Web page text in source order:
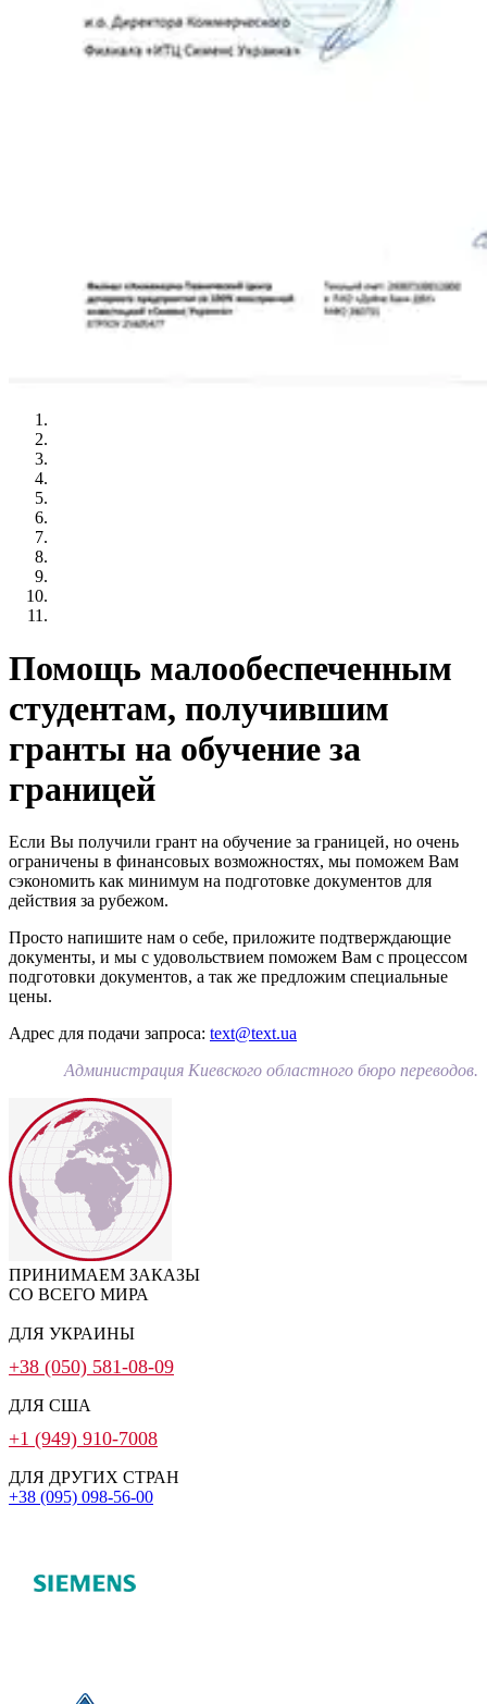
Помощь малообеспеченным
студентам, получившим
гранты на обучение за
границей
Если Вы получили грант на обучение за границей, но очень
ограничены в финансовых возможностях, мы поможем Вам
сэкономить как минимум на подготовке документов для
действия за рубежом.
Просто напишите нам о себе, приложите подтверждающие
документы, и мы с удовольствием поможем Вам с процессом
подготовки документов, а так же предложим специальные
цены.
Адрес для подачи запроса: text@text.ua
Администрация Киевского областного бюро переводов.
ПРИНИМАЕМ ЗАКАЗЫ
СО ВСЕГО МИРА
ДЛЯ УКРАИНЫ
+38 (050) 581-08-09
ДЛЯ США
+1 (949) 910-7008
ДЛЯ ДРУГИХ СТРАН
+38 (095) 098-56-00